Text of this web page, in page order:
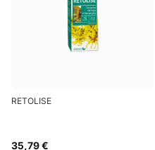
RETOLISE
35,79 €